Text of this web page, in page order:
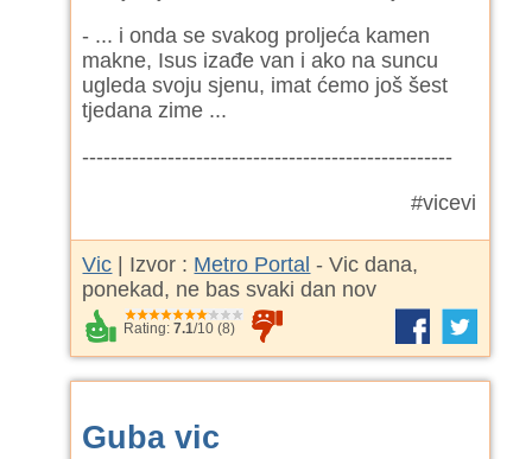
- ... i onda se svakog proljeća kamen
makne, Isus izađe van i ako na suncu
ugleda svoju sjenu, imat ćemo još šest
tjedana zime ...
----------------------------------------------------
#vicevi
Vic | Izvor : Metro Portal - Vic dana,
ponekad, ne bas svaki dan nov
Rating:7.1/10 (8)
Guba vic